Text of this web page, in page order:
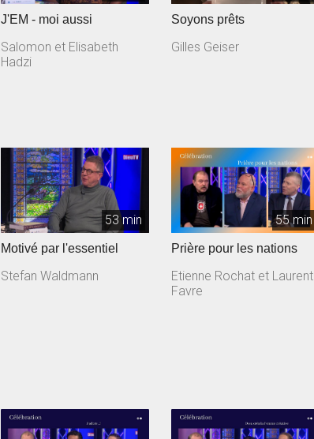
J'EM - moi aussi
Salomon et Elisabeth
Hadzi
Soyons prêts
Gilles Geiser
53 min
Motivé par l'essentiel
Stefan Waldmann
55 min
Prière pour les nations
Etienne Rochat et Laurent
Favre